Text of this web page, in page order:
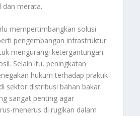
dan merata.
mempertimbangkan solusi
pengembangan infrastruktur
mengurangi ketergantungan
Selain itu, peningkatan
hukum terhadap praktik-
sektor distribusi bahan bakar.
sangat penting agar
menerus di rugikan dalam